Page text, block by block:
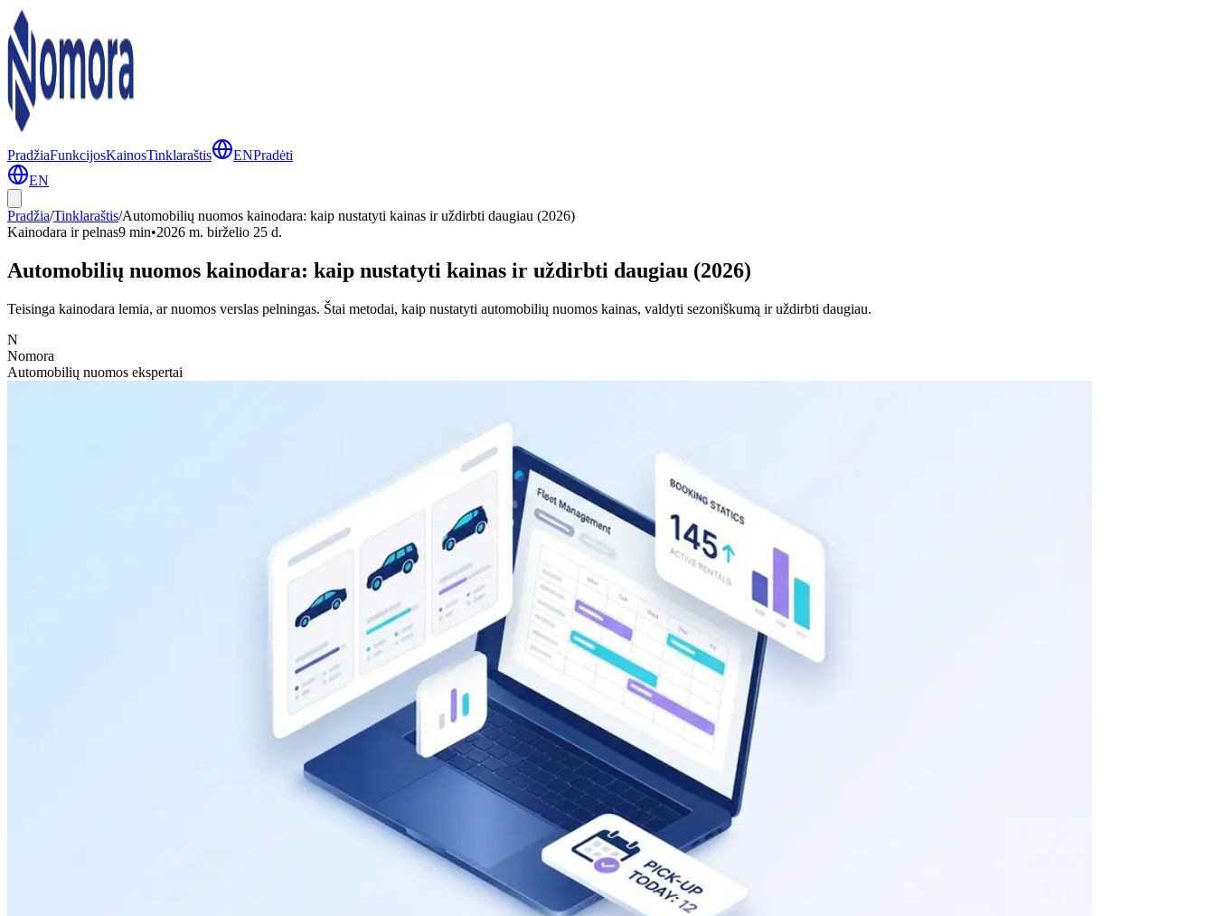
PradžiaFunkcijosKainosTinklaraštis ENPradėti
EN
Pradžia/Tinklaraštis/Automobilių nuomos kainodara: kaip nustatyti kainas ir uždirbti daugiau (2026)
Kainodara ir pelnas9 min•2026 m. birželio 25 d.
Automobilių nuomos kainodara: kaip nustatyti kainas ir uždirbti daugiau (2026)
Teisinga kainodara lemia, ar nuomos verslas pelningas. Štai metodai, kaip nustatyti automobilių nuomos kainas, valdyti sezoniškumą ir uždirbti daugiau.
N
Nomora
Automobilių nuomos ekspertai